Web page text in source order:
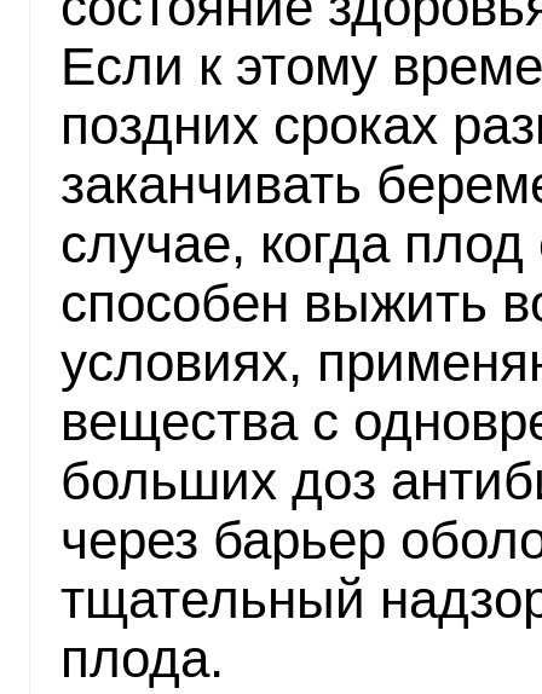
Если к этому
поздних сроках
заканчивать
случае, когда
способен выжить
условиях,
вещества с
больших доз
через барьер
тщательный
плода.